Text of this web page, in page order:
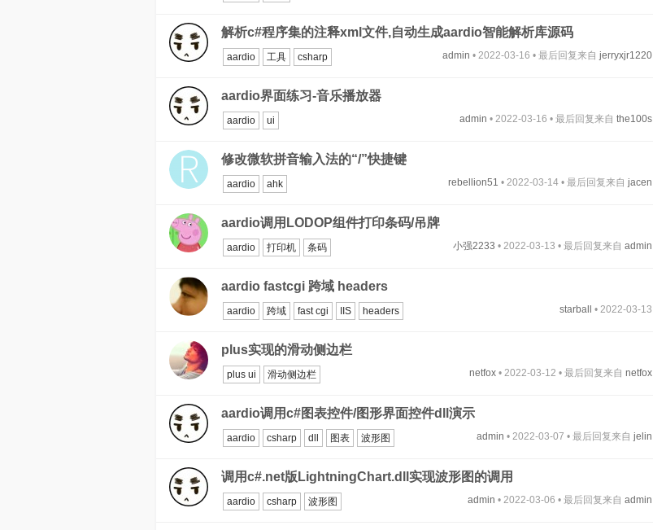
解析c#程序集的注释xml文件,自动生成aardio智能解析库源码
aardio 工具 csharp admin • 2022-03-16 • 最后回复来自 jerryxjr1220
aardio界面练习-音乐播放器
aardio ui admin • 2022-03-16 • 最后回复来自 the100s
修改微软拼音输入法的“/”快捷键
aardio ahk rebellion51 • 2022-03-14 • 最后回复来自 jacen
aardio调用LODOP组件打印条码/吊牌
aardio 打印机 条码 小强2233 • 2022-03-13 • 最后回复来自 admin
aardio fastcgi 跨域 headers
aardio 跨域 fast cgi IIS headers starball • 2022-03-13
plus实现的滑动侧边栏
plus ui 滑动侧边栏 netfox • 2022-03-12 • 最后回复来自 netfox
aardio调用c#图表控件/图形界面控件dll演示
aardio csharp dll 图表 波形图 admin • 2022-03-07 • 最后回复来自 jelin
调用c#.net版LightningChart.dll实现波形图的调用
aardio csharp 波形图 admin • 2022-03-06 • 最后回复来自 admin